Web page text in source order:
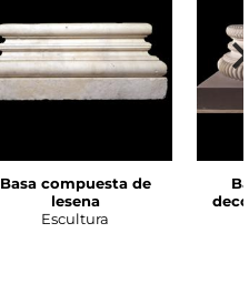
Basa compuesta de
lesena
Escultura